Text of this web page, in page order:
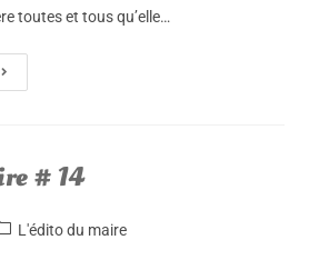
toutes et tous qu’elle…
# 14
L'édito du maire